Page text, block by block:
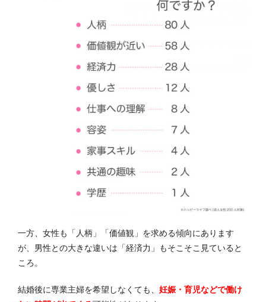
一方、女性も「人柄」「価値観」を求める傾向にあります
が、男性との大きな違いは「経済力」もそこそこ見ていると
ころ。
結婚後に専業主婦を希望しなくても、 妊娠・育児などで働け